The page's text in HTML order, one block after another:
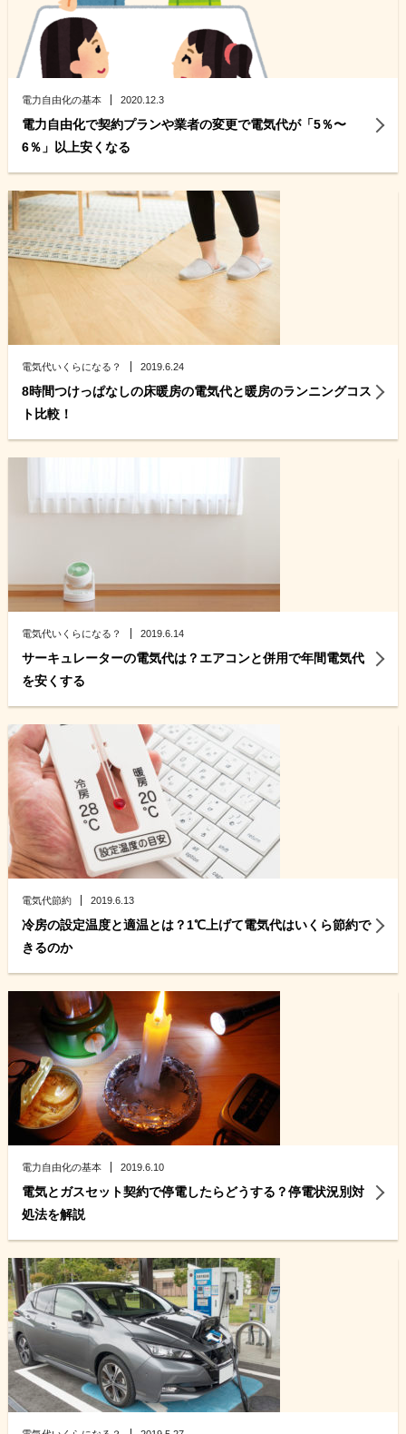
電力自由化の基本 2020.12.3
電力自由化で契約プランや業者の変更で電気代が「5％〜
6％」以上安くなる
電気代いくらになる？ 2019.6.24
8時間つけっぱなしの床暖房の電気代と暖房のランニングコス
ト比較！
電気代いくらになる？ 2019.6.14
サーキュレーターの電気代は？エアコンと併用で年間電気代
を安くする
電気代節約 2019.6.13
冷房の設定温度と適温とは？1℃上げて電気代はいくら節約で
きるのか
電力自由化の基本 2019.6.10
電気とガスセット契約で停電したらどうする？停電状況別対
処法を解説